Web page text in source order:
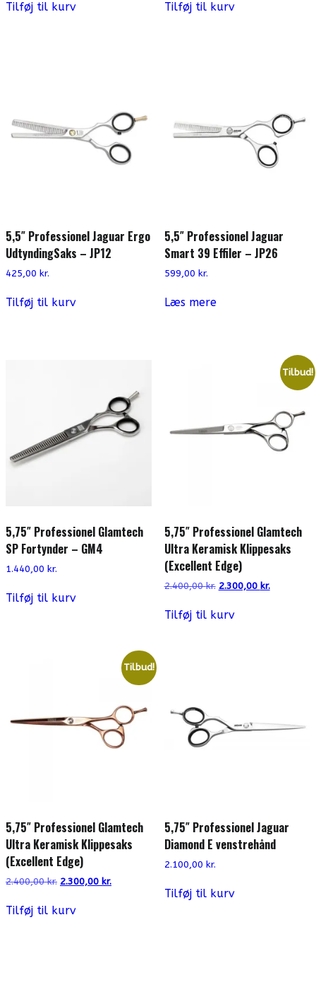
Tilføj til kurv
var:
Tilføj til kurv
5,5″ Professionel Jaguar Ergo
UdtyndingSaks – JP12
425,00 kr.
Tilføj til kurv
5,5″ Professionel Jaguar
Smart 39 Effiler – JP26
599,00 kr.
Læs mere
5,75″ Professionel Glamtech
SP Fortynder – GM4
1.440,00 kr.
Tilføj til kurv
Tilbud!
5,75″ Professionel Glamtech
Ultra Keramisk Klippesaks
(Excellent Edge)
2.400,00kr. Den
var:
2.300,00 kr.Den
Tilføj til kurv
Tilbud!
5,75″ Professionel Glamtech
Ultra Keramisk Klippesaks
(Excellent Edge)
2.400,00kr. Den
var:
2.300,00 kr.Den
Tilføj til kurv
5,75″ Professionel Jaguar
Diamond E venstrehånd
2.100,00 kr.
Tilføj til kurv